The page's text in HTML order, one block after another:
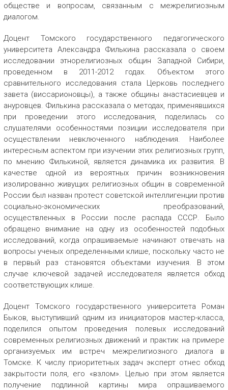
обществе и вопросам, связанным с межрелигиозным
диалогом.
Доцент Томского государственного педагогического
университета Александра Филькина рассказала о своем
исследовании этнорелигиозных общин Западной Сибири,
проведенном в 2011-2012 годах. Объектом этого
сравнительного исследования стала Церковь последнего
завета (виссарионовцы), а также общины анастасиевцев и
ануровцев. Филькина рассказала о методах, применявшихся
при проведении этого исследования, поделилась со
слушателями особенностями позиции исследователя при
осуществлении невключенного наблюдения. Наиболее
интересным аспектом при изучении этих религиозных групп,
по мнению Филькиной, является динамика их развития. В
качестве одной из вероятных причин возникновения
изолированно живущих религиозных общин в современной
России был назван протест советской интеллигенции против
социально-экономических преобразований,
осуществленных в России после распада СССР. Было
обращено внимание на одну из особенностей подобных
исследований, когда опрашиваемые начинают отвечать на
вопросы ученых определенными клише, поскольку часто не
в первый раз становятся объектами изучения. В этом
случае ключевой задачей исследователя является обход
соответствующих клише.
Доцент Томского государственного университета Роман
Быков, выступивший одним из инициаторов мастер-класса,
поделился опытом проведения полевых исследований
современных религиозных движений и практик на примере
организуемых им встреч межрелигиозного диалога в
Томске. К числу приоритетных задач эксперт отнес обход
закрытости поля, его «взлом». Целью при этом является
получение подлинной картины мира опрашиваемого